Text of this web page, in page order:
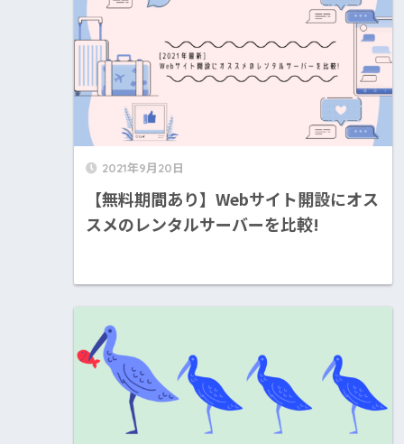
2021年9月20日
【無料期間あり】Webサイト開設にオス
スメのレンタルサーバーを比較!